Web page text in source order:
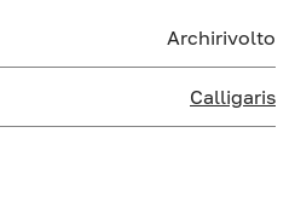
Archirivolto
Calligaris